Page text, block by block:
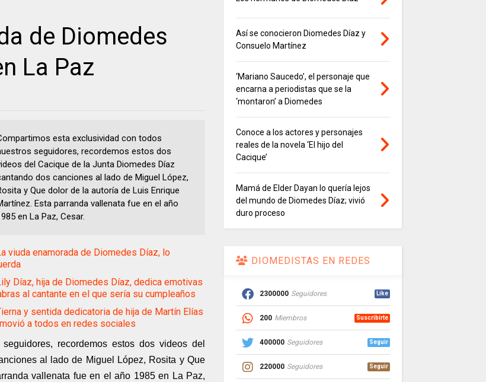
de Diomedes
La Paz
esta exclusividad con todos
seguidores, recordemos estos dos
del Cacique de la Junta Diomedes Díaz
dos canciones al lado de Miguel López,
y Que dolor de la autoría de Luis Enrique
Esta parranda vallenata fue en el año
en La Paz, Cesar.
viuda enamorada de Diomedes Díaz, lo
Díaz, hija de Diomedes Díaz, dedica emotivas
al cantante en el que sería su cumpleaños
y sentida dedicatoria de hija de Martín Elías
a todos en redes sociales
recordemos estos dos videos del
al lado de Miguel López, Rosita y Que
vallenata fue en el año 1985 en La Paz,
Así se conocieron Diomedes Díaz y
Consuelo Martínez
‘Mariano Saucedo’, el personaje que
encarna a periodistas que se la
‘montaron’ a Diomedes
Conoce a los actores y personajes
reales de la novela ‘El hijo del
Cacique’
Mamá de Elder Dayan lo quería lejos
del mundo de Diomedes Díaz; vivió
duro proceso
DIOMEDISTAS EN REDES
2300000 Seguidores Like
200 Miembros Suscribirte
400000 Seguidores Seguir
220000 Seguidores Seguir